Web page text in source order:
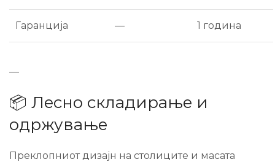
Гаранција — 1 година
—
📦 Лесно складирање и
одржување
Преклопниот дизајн на столиците и масата